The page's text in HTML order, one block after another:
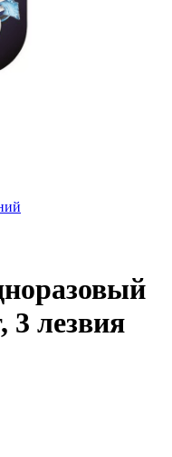
3 лезвия